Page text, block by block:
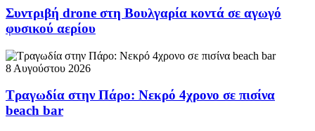
Συντριβή drone στη Βουλγαρία κοντά σε αγωγό
φυσικού αερίου
8 Αυγούστου 2026
Τραγωδία στην Πάρο: Νεκρό 4χρονο σε πισίνα
beach bar